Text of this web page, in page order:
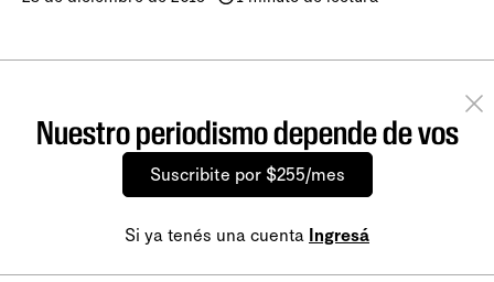
Nuestro periodismo depende de vos
Suscribite por $255/mes
Si ya tenés una cuenta Ingresá